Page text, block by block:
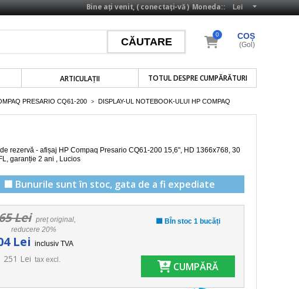
Moneda::
Bine ați venit, (conectați-vă)
ARTICULAŢII TOTUL DESPRE CUMPĂRĂTURI
COȘ
0
(Gol)
PRESARIO CQ61-200 >
DISPLAY-UL NOTEBOOK-ULUI HP COMPAQ
rezervă - afișaj HP Compaq Presario CQ61-200 15,6", HD 1366x768, 30
, garanție 2 ani , Lucios
🟩 Bunurile sunt în stoc, gata de a fi expediate
Lei
preț original,
reducere 20%
Lei inclusiv TVA
251 Lei tax excl.
🟩 BÎn stoc 1 bucăți
CUMPĂRĂ